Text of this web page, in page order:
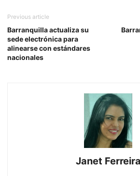
Previous article
Barranquilla actualiza su
sede electrónica para
alinearse con estándares
nacionales
Janet Ferreira